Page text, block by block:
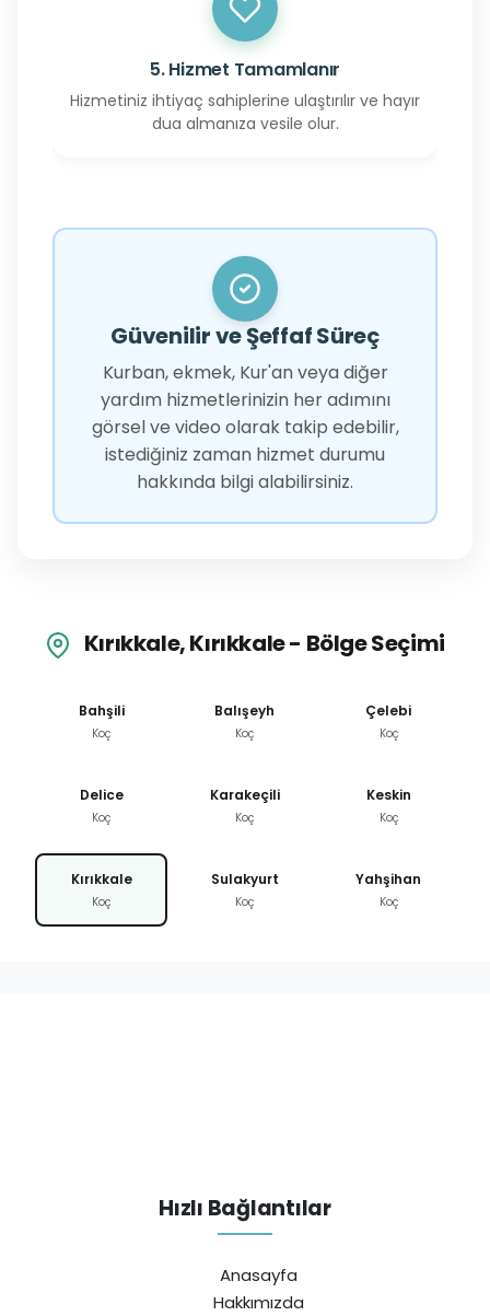
5. Hizmet Tamamlanır
Hizmetiniz ihtiyaç sahiplerine ulaştırılır ve hayır
dua almanıza vesile olur.
Güvenilir ve Şeffaf Süreç
Kurban, ekmek, Kur'an veya diğer
yardım hizmetlerinizin her adımını
görsel ve video olarak takip edebilir,
istediğiniz zaman hizmet durumu
hakkında bilgi alabilirsiniz.
Kırıkkale, Kırıkkale - Bölge Seçimi
Bahşili
Koç
Balışeyh
Koç
Çelebi
Koç
Delice
Koç
Karakeçili
Koç
Keskin
Koç
Kırıkkale
Koç
Sulakyurt
Koç
Yahşihan
Koç
Hızlı Bağlantılar
Anasayfa
Hakkımızda